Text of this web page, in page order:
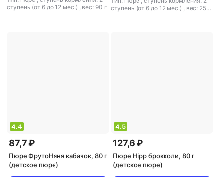
ступень (от 6 до 12 мес.) , вес: 90 г ступень (от 6 до 12 мес.) , вес: 250
4.4
87,7 ₽
Пюре ФрутоНяня кабачок, 80 г
(детское пюре)
4.5
127,6 ₽
Пюре Hipp брокколи, 80 г
(детское пюре)